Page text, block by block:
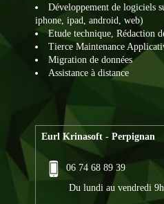
Développement de logiciels
iphone, ipad, android, web)
Etude technique, Rédaction
Tierce Maintenance
Migration de données
Assistance à distance
Eurl Krinasoft - Perpignan
06 74 68 89 39
Du lundi au vendredi